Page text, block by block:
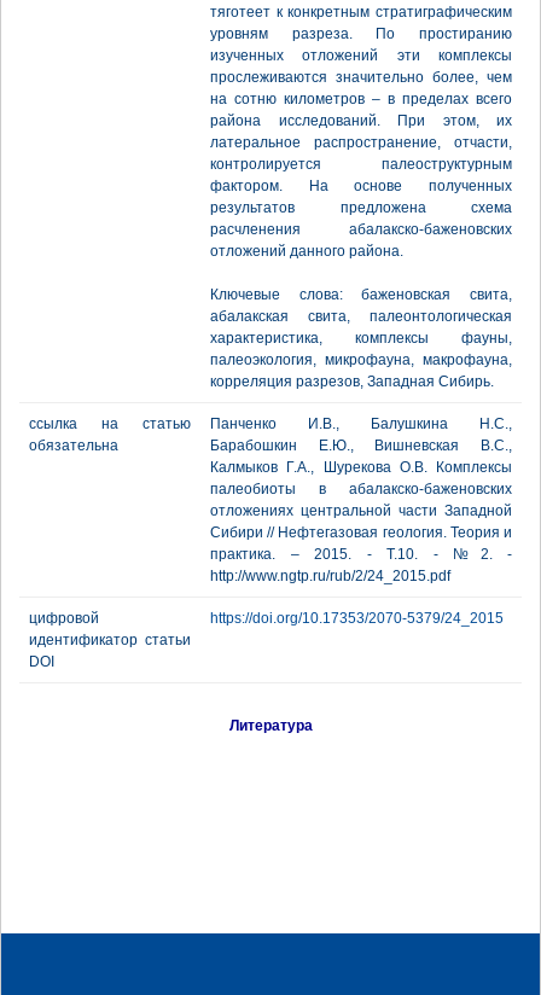
тяготеет к конкретным стратиграфическим
уровням разреза. По простиранию
изученных отложений эти комплексы
прослеживаются значительно более, чем
на сотню километров – в пределах всего
района исследований. При этом, их
латеральное распространение, отчасти,
контролируется палеоструктурным
фактором. На основе полученных
результатов предложена схема
расчленения абалакско-баженовских
отложений данного района.
Ключевые слова: баженовская свита,
абалакская свита, палеонтологическая
характеристика, комплексы фауны,
палеоэкология, микрофауна, макрофауна,
корреляция разрезов, Западная Сибирь.
ссылка на статью
обязательна
Панченко И.В., Балушкина Н.С.,
Барабошкин Е.Ю., Вишневская В.С.,
Калмыков Г.А., Шурекова О.В. Комплексы
палеобиоты в абалакско-баженовских
отложениях центральной части Западной
Сибири // Нефтегазовая геология. Теория и
практика. – 2015. - Т.10. - №2. -
http://www.ngtp.ru/rub/2/24_2015.pdf
цифровой
идентификатор статьи
DOI
https://doi.org/10.17353/2070-5379/24_2015
Литература